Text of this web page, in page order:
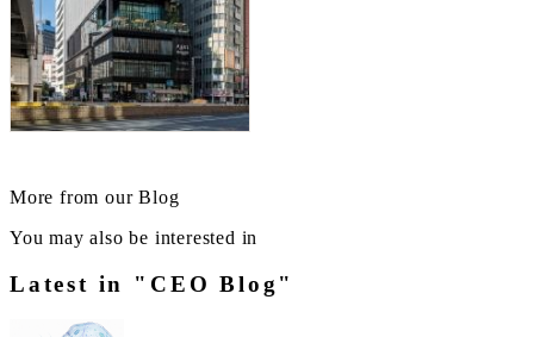
More from our Blog
You may also be interested in
Latest in "CEO Blog"